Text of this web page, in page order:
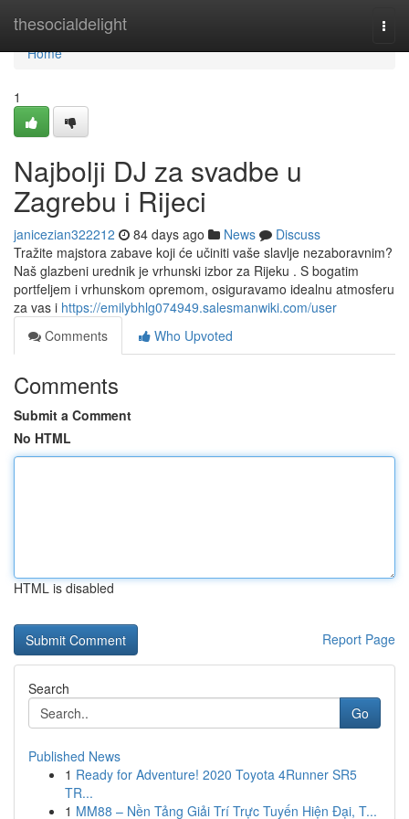
thesocialdelight
Home
Home
1
Najbolji DJ za svadbe u
Zagrebu i Rijeci
janicezian322212 84 days ago News
Discuss
Tražite majstora zabave koji će učiniti vaše slavlje nezaboravnim?
Naš glazbeni urednik je vrhunski izbor za Rijeku . S bogatim
portfeljem i vrhunskom opremom, osiguravamo idealnu atmosferu
za vas i https://emilybhlg074949.salesmanwiki.com/user
Comments
Who Upvoted
Comments
Submit a Comment
No HTML
HTML is disabled
Report Page
Search
Go
Published News
1 Ready for Adventure! 2020 Toyota 4Runner SR5
TR...
1 MM88 – Nền Tảng Giải Trí Trực Tuyến Hiện Đại, T...